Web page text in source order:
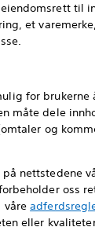
et
for
måte dele
og
oss
våre
eller